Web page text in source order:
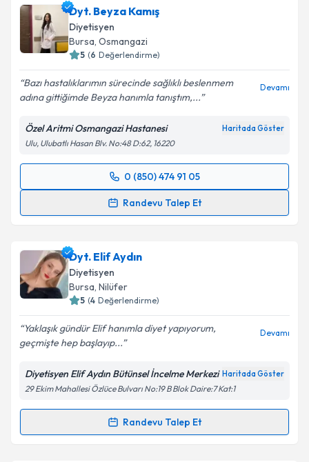
Dyt. Beyza Kamış
Diyetisyen
Bursa, Osmangazi
5 (6 Değerlendirme)
Bazı hastalıklarımın sürecinde sağlıklı beslenmem
adına gittiğimde Beyza hanımla tanıştım,...
Devamı
Özel Aritmi Osmangazi Hastanesi Haritada Göster
Ulu, Ulubatlı Hasan Blv. No:48 D:62, 16220
0 (850) 474 91 05
Randevu Talep Et
Randevu Takvimi Talebi
takvim hazırlandığında e-posta ile bilgilendireceğiz.
E-posta Adresiniz
Kişisel verilerimin işlenmesine ilişkin
'ni okudum ve kişisel verilerimin belirtilen
kapsamda işlenmesini kabul ediyorum.
Takvim Talebini Gönder
Dyt. Elif Aydın
Diyetisyen
Bursa, Nilüfer
5 (4 Değerlendirme)
Yaklaşık gündür Elif hanımla diyet yapıyorum,
geçmişte hep başlayıp...
Devamı
Diyetisyen Elif Aydın Bütünsel İncelme Merkezi Haritada Göster
29 Ekim Mahallesi Özlüce Bulvarı No:19 B Blok Daire:7 Kat:1
Randevu Talep Et
Randevu Takvimi Talebi